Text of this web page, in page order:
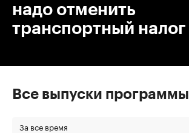
надо отменить
транспортный налог
Все выпуски программы
За все время